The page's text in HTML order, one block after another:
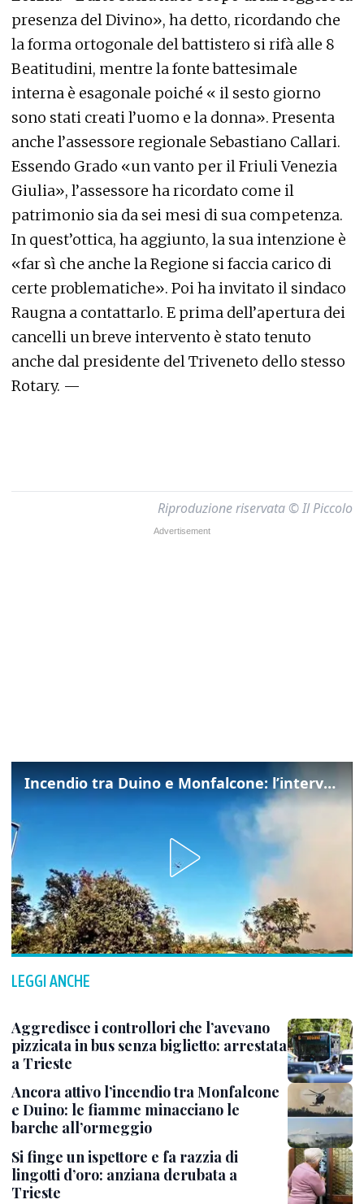
presenza del Divino», ha detto, ricordando che
la forma ortogonale del battistero si rifà alle 8
Beatitudini, mentre la fonte battesimale
interna è esagonale poiché « il sesto giorno
sono stati creati l’uomo e la donna». Presenta
anche l’assessore regionale Sebastiano Callari.
Essendo Grado «un vanto per il Friuli Venezia
Giulia», l’assessore ha ricordato come il
patrimonio sia da sei mesi di sua competenza.
In quest’ottica, ha aggiunto, la sua intenzione è
«far sì che anche la Regione si faccia carico di
certe problematiche». Poi ha invitato il sindaco
Raugna a contattarlo. E prima dell’apertura dei
cancelli un breve intervento è stato tenuto
anche dal presidente del Triveneto dello stesso
Rotary. —
Riproduzione riservata © Il Piccolo
Incendio tra Duino e Monfalcone: l’intervento dei vigili del fuoco
LEGGI ANCHE
Aggredisce i controllori che l’avevano
pizzicata in bus senza biglietto: arrestata
a Trieste
Ancora attivo l’incendio tra Monfalcone
e Duino: le fiamme minacciano le
barche all’ormeggio
Si finge un ispettore e fa razzia di
lingotti d’oro: anziana derubata a
Trieste